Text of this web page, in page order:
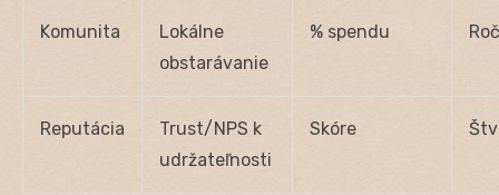
Komunita
Lokálne
obstarávanie
% spendu
Reputácia
Trust/NPS k
udržateľnosti
Skóre